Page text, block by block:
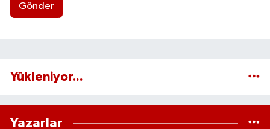
Gönder
Yükleniyor...
Yazarlar